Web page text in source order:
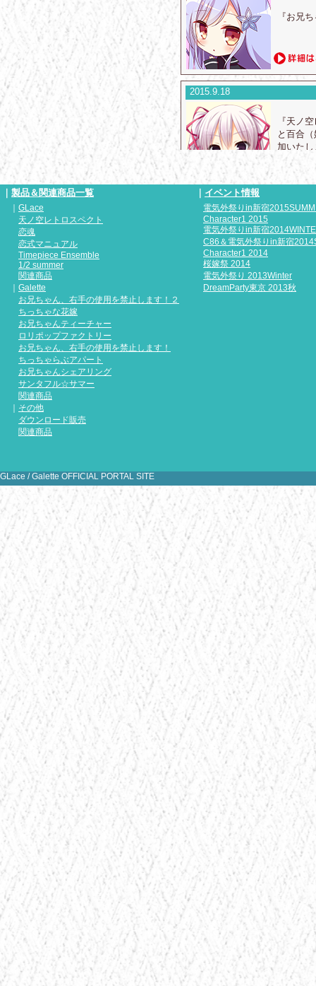
『お兄
2015.9.18
『天ノ
と百合
加いた
2015.9.18
『天ノ
製品＆関連商品一覧 イベント情報
GLace
天ノ空レトロスペクト
恋魂
恋式マニュアル
Timepiece Ensemble
1/2 summer
関連商品
Galette
お兄ちゃん、右手の使用を禁止します！２
ちっちゃな花嫁
お兄ちゃんティーチャー
ロリポップファクトリー
お兄ちゃん、右手の使用を禁止します！
ちっちゃらぶアパート
お兄ちゃんシェアリング
サンタフル☆サマー
関連商品
その他
ダウンロード販売
関連商品
電気外祭りin新宿
Character1 2015
電気外祭りin新宿
C86＆電気外祭りin新宿
Character1 2014
桜嫁祭 2014
電気外祭り 2013Winter
DreamParty東京 2013秋
GLace / Galette OFFICIAL PORTAL SITE